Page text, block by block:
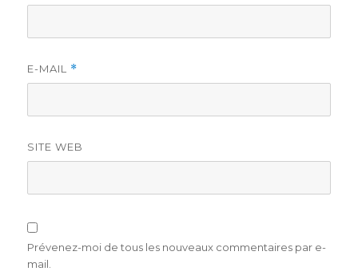
E-MAIL *
SITE WEB
Prévenez-moi de tous les nouveaux commentaires par e-
mail.